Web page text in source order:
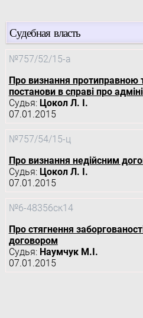
Судебная власть
№757/52/15-а
Про визнання протиправною
постанови в справі про
Судья: Цокол Л. І.
07.01.2015
№757/54/15-ц
Про визнання недійсним
Судья: Цокол Л. І.
07.01.2015
№6-48356ск14
Про стягнення
договором
Судья: Наумчук М.І.
07.01.2015